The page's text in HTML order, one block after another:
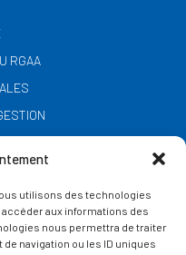
utilisons des technologies
aux informations des
nous permettra de traiter
navigation ou les ID uniques
RGAA